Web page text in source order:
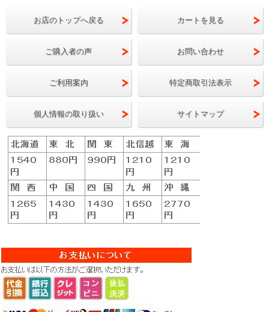
お店のトップへ戻る カートを見る
ご購入者の声 お問い合わせ
ご利用案内 特定商取引法表示
個人情報の取り扱い サイトマップ